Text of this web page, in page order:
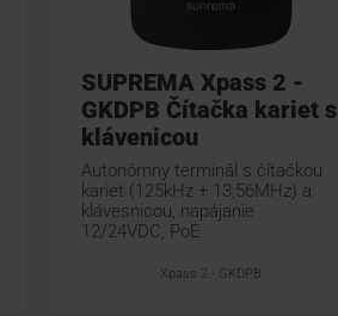
SUPREMA Xpass 2 -
GKDPB Čítačka kariet s
klávenicou
Autonómny terminál s čítačkou
kariet (125kHz + 13,56MHz) a
klávesnicou, napájanie
12/24VDC, PoE
Xpass 2 - GKDPB